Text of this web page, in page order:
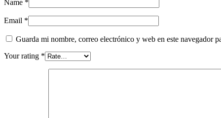
Name *
Email *
Guarda mi nombre, correo electrónico y web en este navegador
Your rating *